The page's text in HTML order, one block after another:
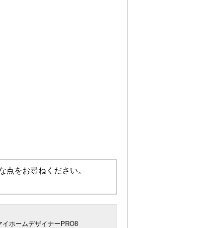
点をお尋ねください。
ホームデザイナーPRO8